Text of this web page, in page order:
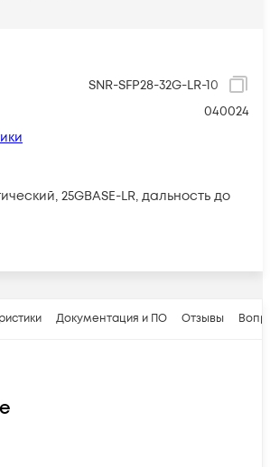
SNR-SFP28-32G-LR-10
040024
25GBASE-LR, дальность до
Документация и ПО Отзывы